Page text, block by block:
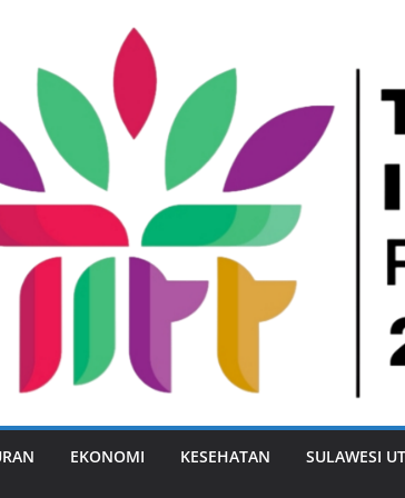
EKONOMI KESEHATAN SULAWESI